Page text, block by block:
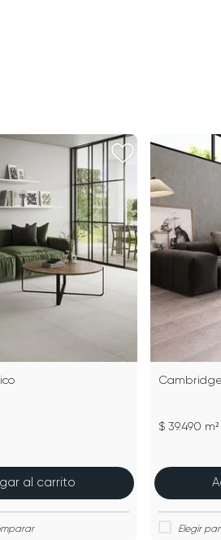
al carrito
Cambridge
$ 39.490 m²